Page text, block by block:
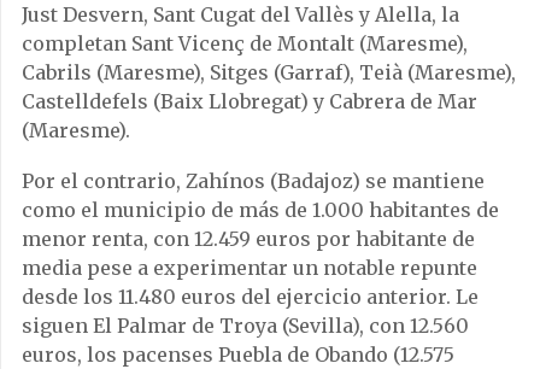
Just Desvern, Sant Cugat del Vallès y Alella, la
completan Sant Vicenç de Montalt (Maresme),
Cabrils (Maresme), Sitges (Garraf), Teià (Maresme),
Castelldefels (Baix Llobregat) y Cabrera de Mar
(Maresme).
Por el contrario, Zahínos (Badajoz) se mantiene
como el municipio de más de 1.000 habitantes de
menor renta, con 12.459 euros por habitante de
media pese a experimentar un notable repunte
desde los 11.480 euros del ejercicio anterior. Le
siguen El Palmar de Troya (Sevilla), con 12.560
euros, los pacenses Puebla de Obando (12.575